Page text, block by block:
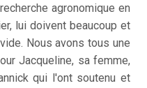
agronomique en
lui doivent beaucoup et
Nous avons tous une
Jacqueline, sa femme,
qui l'ont soutenu et